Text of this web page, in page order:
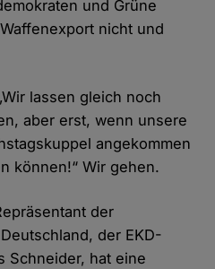
und Grüne
nicht und
lassen gleich noch
aber erst, wenn unsere
angekommen
können!“ Wir gehen.
der
der EKD-
Schneider, hat eine